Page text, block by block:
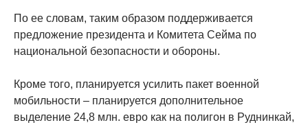
По ее словам, таким образом поддерживается
предложение президента и Комитета Сейма по
национальной безопасности и обороны.
Кроме того, планируется усилить пакет военной
мобильности – планируется дополнительное
выделение 24,8 млн. евро как на полигон в Руднинкай,